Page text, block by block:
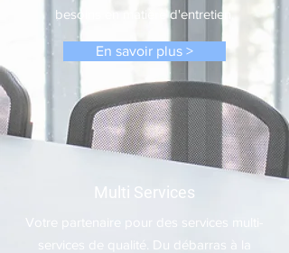
besoins en matière d'entretien.
En savoir plus >
Multi Services
Votre partenaire pour des services multi-
services de qualité. Du débarras à la